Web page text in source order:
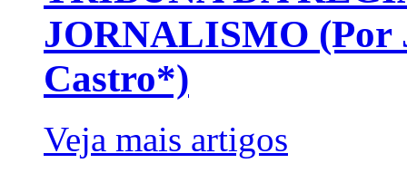
JORNALISMO (Por
Castro*)
Veja mais artigos